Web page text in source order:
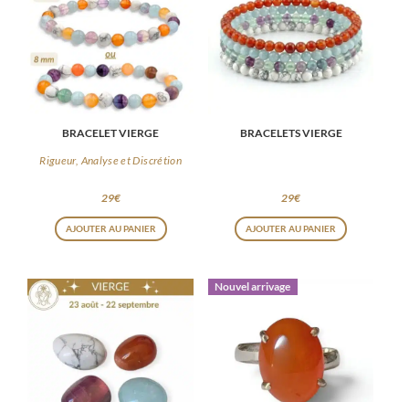
BRACELET VIERGE
Rigueur, Analyse et Discrétion
29€
AJOUTER AU PANIER
Ce
plusieurs
peuvent
BRACELETS VIERGE
29€
AJOUTER AU PANIER
Nouvel arrivage